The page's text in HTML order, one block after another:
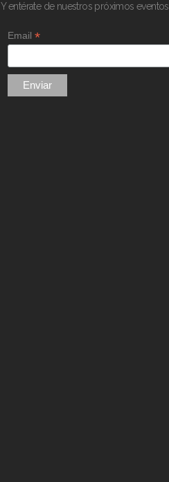
Y entérate de nuestros próximos eventos.
Email*